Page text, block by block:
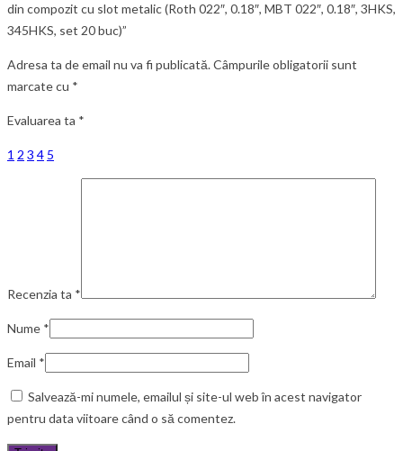
din compozit cu slot metalic (Roth 022″, 0.18″, MBT 022″, 0.18″, 3HKS,
345HKS, set 20 buc)”
Adresa ta de email nu va fi publicată.Câmpurile obligatorii sunt
marcate cu *
Evaluarea ta *
1 2 3 4 5
Recenzia ta *
Nume *
Email *
Salvează-mi numele, emailul și site-ul web în acest navigator
pentru data viitoare când o să comentez.